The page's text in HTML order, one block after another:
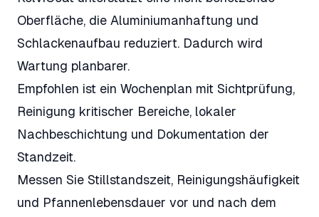
Oberfläche, die Aluminiumanhaftung und
Schlackenaufbau reduziert. Dadurch wird
Wartung planbarer.
Empfohlen ist ein Wochenplan mit Sichtprüfung,
Reinigung kritischer Bereiche, lokaler
Nachbeschichtung und Dokumentation der
Standzeit.
Messen Sie Stillstandszeit, Reinigungshäufigkeit
und Pfannenlebensdauer vor und nach dem